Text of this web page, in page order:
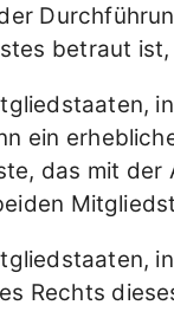
betraut
ein
das mit
Rechts